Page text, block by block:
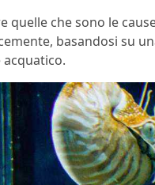
quelle che sono le
basandosi su